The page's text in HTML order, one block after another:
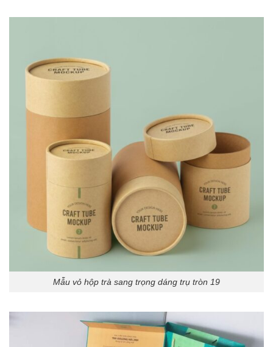
Mẫu vỏ hộp trà sang trọng dáng trụ tròn 19